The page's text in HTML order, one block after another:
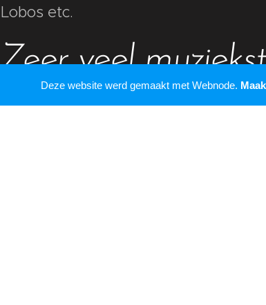
Lobos etc.
Zeer veel
revue ;
Deze website werd gemaakt met Webnode.